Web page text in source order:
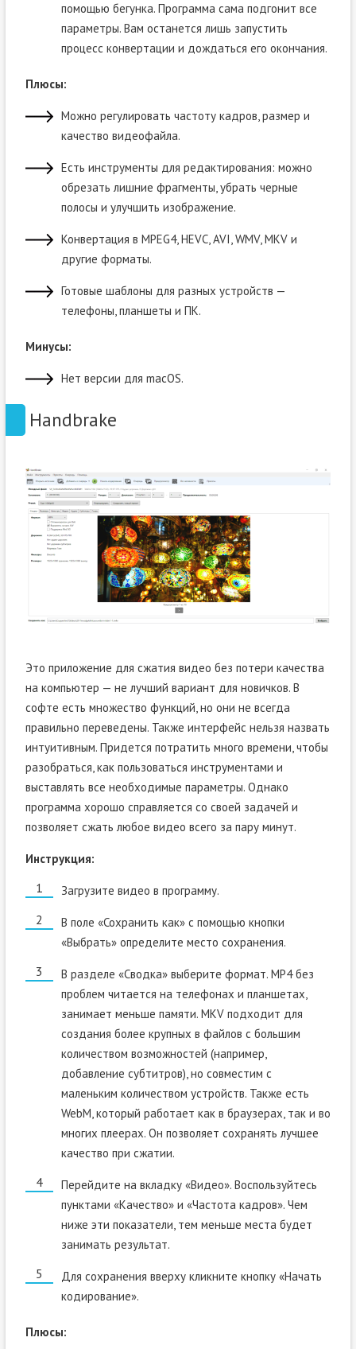
помощью бегунка. Программа сама подгонит все
параметры. Вам останется лишь запустить
процесс конвертации и дождаться его окончания.
Плюсы:
Можно регулировать частоту кадров, размер и
качество видеофайла.
Есть инструменты для редактирования: можно
обрезать лишние фрагменты, убрать черные
полосы и улучшить изображение.
Конвертация в MPEG4, HEVC, AVI, WMV, MKV и
другие форматы.
Готовые шаблоны для разных устройств —
телефоны, планшеты и ПК.
Минусы:
Нет версии для macOS.
Handbrake
Это приложение для сжатия видео без потери качества
на компьютер — не лучший вариант для новичков. В
софте есть множество функций, но они не всегда
правильно переведены. Также интерфейс нельзя назвать
интуитивным. Придется потратить много времени, чтобы
разобраться, как пользоваться инструментами и
выставлять все необходимые параметры. Однако
программа хорошо справляется со своей задачей и
позволяет сжать любое видео всего за пару минут.
Инструкция:
Загрузите видео в программу.
В поле «Сохранить как» с помощью кнопки
«Выбрать» определите место сохранения.
В разделе «Сводка» выберите формат. MP4 без
проблем читается на телефонах и планшетах,
занимает меньше памяти. MKV подходит для
создания более крупных в файлов с большим
количеством возможностей (например,
добавление субтитров), но совместим с
маленьким количеством устройств. Также есть
WebM, который работает как в браузерах, так и во
многих плеерах. Он позволяет сохранять лучшее
качество при сжатии.
Перейдите на вкладку «Видео». Воспользуйтесь
пунктами «Качество» и «Частота кадров». Чем
ниже эти показатели, тем меньше места будет
занимать результат.
Для сохранения вверху кликните кнопку «Начать
кодирование».
Плюсы: